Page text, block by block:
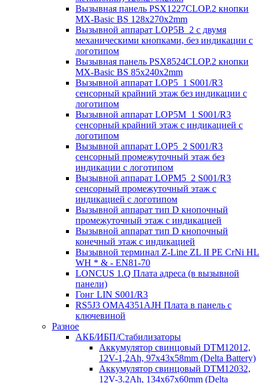
Вызывная панель PSX1227CLOP.2 кнопки
MX-Basic BS 128х270х2mm
Вызывной аппарат LOP5B_2 с двумя
механическими кнопками, без индикации с
логотипом
Вызывная панель PSX8524CLOP.2 кнопки
MX-Basic BS 85х240х2mm
Вызывной аппарат LOP5_1 S001/R3
сенсорный крайний этаж без индикации с
логотипом
Вызывной аппарат LOP5M_1 S001/R3
сенсорный крайний этаж с индикацией с
логотипом
Вызывной аппарат LOP5_2 S001/R3
сенсорный промежуточный этаж без
индикации с логотипом
Вызывной аппарат LOPM5_2 S001/R3
сенсорный промежуточный этаж с
индикацией с логотипом
Вызывной аппарат тип D кнопочный
промежуточный этаж с индикацией
Вызывной аппарат тип D кнопочный
конечный этаж с индикацией
Вызывной терминал Z-Line ZL II PE CrNi HL
WH * & - EN81-70
LONCUS 1.Q Плата адреса (в вызывной
панели)
Гонг LIN S001/R3
RS5J3 OMA4351AJH Плата в панель с
ключевиной
Разное
АКБ/ИБП/Стабилизаторы
Аккумулятор свинцовый DTM12012,
12V-1,2Ah, 97х43х58mm (Delta Battery)
Аккумулятор свинцовый DTM12032,
12V-3.2Ah, 134x67x60mm (Delta